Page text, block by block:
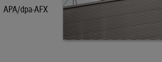
APA/dpa-AFX